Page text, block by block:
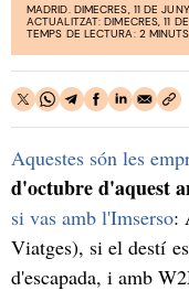
MADRID. DIMECRES, 11 DE
ACTUALITZAT: DIMECRES, 11
TEMPS DE LECTURA: 2 MINUTS
Aquestes són les
d'octubre d'aquest
si vas amb l'Imserso:
Viatges), si el destí
d'escapada, i amb